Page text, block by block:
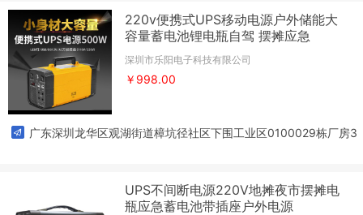
220v便携式UPS移动电源户外储能大
容量蓄电池锂电瓶自驾 摆摊应急
深圳市乐阳电子科技有限公司
￥998.00
广东深圳龙华区观湖街道樟坑径社区下围工业区0100029栋厂房3
UPS不间断电源220V地摊夜市摆摊电
瓶应急蓄电池带插座户外电源